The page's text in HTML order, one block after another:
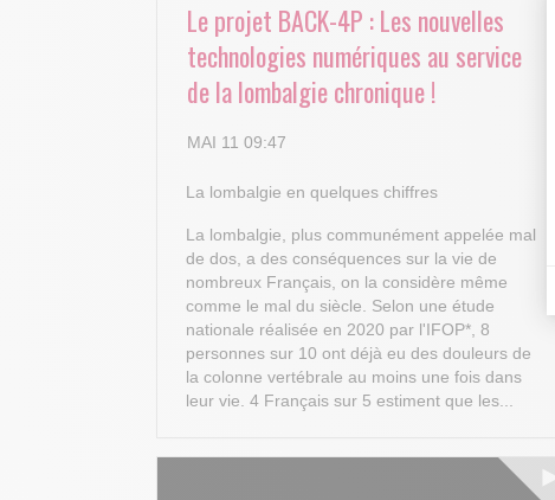
Le projet BACK-4P : Les nouvelles
technologies numériques au service
de la lombalgie chronique !
MAI 11 09:47
La lombalgie en quelques chiffres
La lombalgie, plus communément appelée mal
de dos, a des conséquences sur la vie de
nombreux Français, on la considère même
comme le mal du siècle. Selon une étude
nationale réalisée en 2020 par l'IFOP*, 8
personnes sur 10 ont déjà eu des douleurs de
la colonne vertébrale au moins une fois dans
leur vie. 4 Français sur 5 estiment que les...